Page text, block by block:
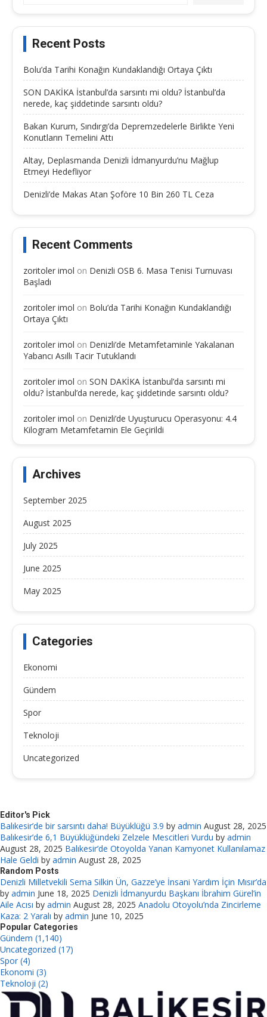
Recent Posts
Bolu’da Tarihi Konağın Kundaklandığı Ortaya Çıktı
SON DAKİKA İstanbul’da sarsıntı mi oldu? İstanbul’da
nerede, kaç şiddetinde sarsıntı oldu?
Bakan Kurum, Sındırgı’da Depremzedelerle Birlikte Yeni
Konutların Temelini Attı
Altay, Deplasmanda Denizli İdmanyurdu’nu Mağlup
Etmeyi Hedefliyor
Denizli’de Makas Atan Şoföre 10 Bin 260 TL Ceza
Recent Comments
zoritoler imol on Denizli OSB 6. Masa Tenisi Turnuvası
Başladı
zoritoler imol on Bolu’da Tarihi Konağın Kundaklandığı
Ortaya Çıktı
zoritoler imol on Denizli’de Metamfetaminle Yakalanan
Yabancı Asıllı Tacir Tutuklandı
zoritoler imol on SON DAKİKA İstanbul’da sarsıntı mi
oldu? İstanbul’da nerede, kaç şiddetinde sarsıntı oldu?
zoritoler imol on Denizli’de Uyuşturucu Operasyonu: 4.4
Kilogram Metamfetamin Ele Geçirildi
Archives
September 2025
August 2025
July 2025
June 2025
May 2025
Categories
Ekonomi
Gündem
Spor
Teknoloji
Uncategorized
Editor's Pick
Balıkesir’de bir sarsıntı daha! Büyüklüğü 3.9 by admin August 28, 2025
Balıkesir’de 6,1 Büyüklüğündeki Zelzele Mescitleri Vurdu by admin
August 28, 2025 Balıkesir’de Otoyolda Yanan Kamyonet Kullanılamaz
Hale Geldi by admin August 28, 2025
Random Posts
Denizli Milletvekili Sema Silkin Ün, Gazze’ye İnsani Yardım İçin Mısır’da
by admin June 18, 2025 Denizli İdmanyurdu Başkanı İbrahim Gürel’in
Aile Acısı by admin August 28, 2025 Anadolu Otoyolu’nda Zincirleme
Kaza: 2 Yaralı by admin June 10, 2025
Popular Categories
Gündem (1,140)
Uncategorized (17)
Spor (4)
Ekonomi (3)
Teknoloji (2)